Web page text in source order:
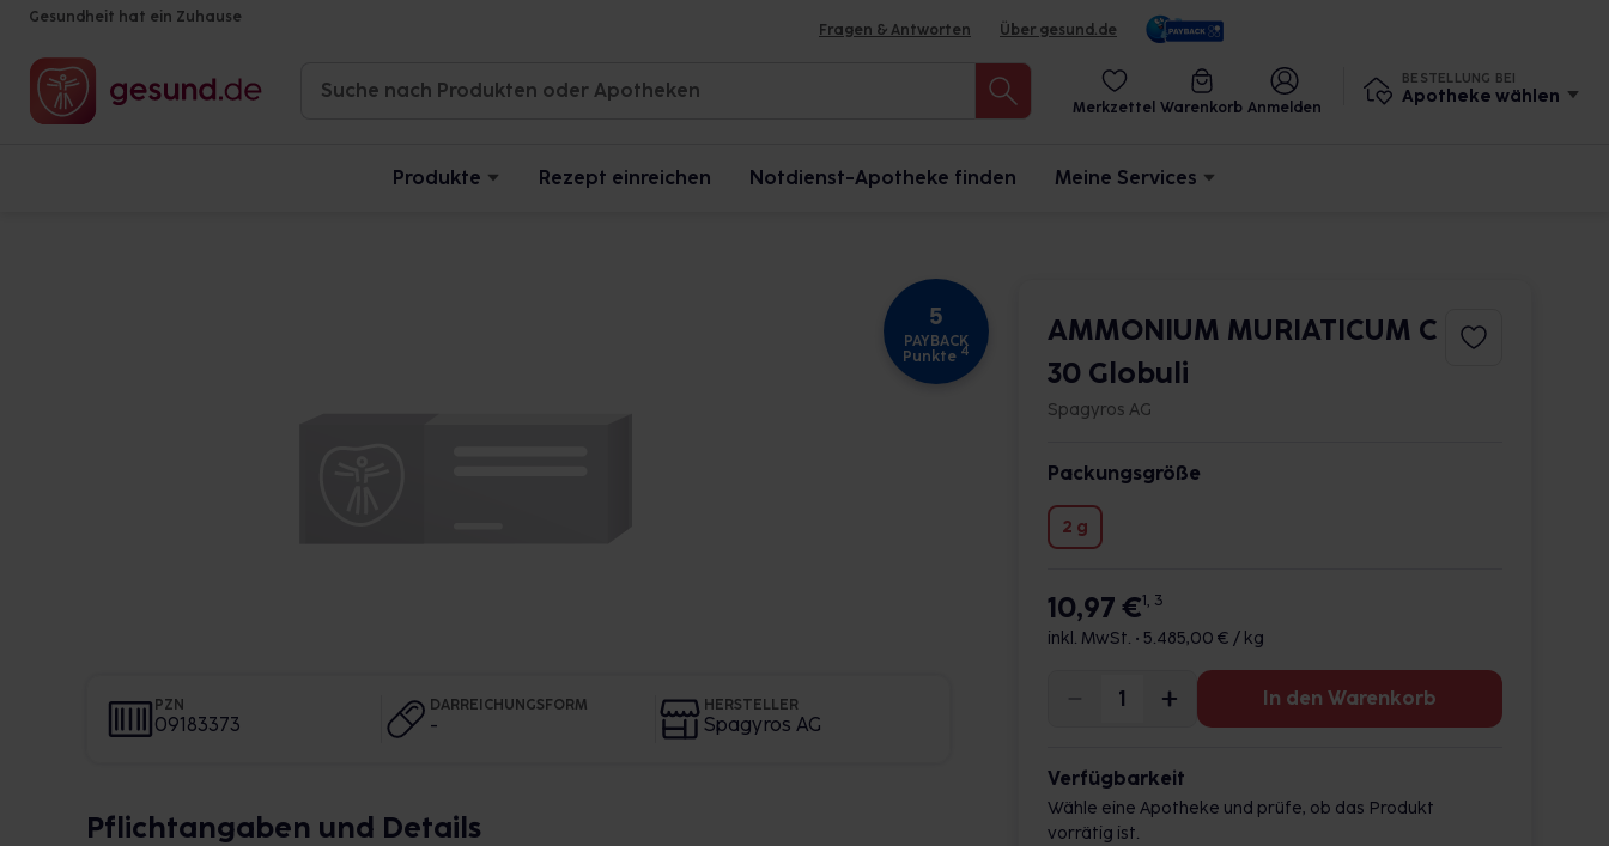
Gesundheit hat ein Zuhause
Fragen & Antworten Über gesund.de
Merkzettel Warenkorb Anmelden
BESTELLUNG BEI
Apotheke wählen
Produkte Rezept einreichen Notdienst-Apotheke finden Meine Services
5
PAYBACK
Punkte 4
PZN
09183373
DARREICHUNGSFORM
-
HERSTELLER
Spagyros AG
Pflichtangaben und Details
AMMONIUM MURIATICUM C
30 Globuli
Spagyros AG
Packungsgröße
2 g
10,97 €1, 3
inkl. MwSt. • 5.485,00 € / kg
In den Warenkorb
Verfügbarkeit
Wähle eine Apotheke und prüfe, ob das Produkt
vorrätig ist.